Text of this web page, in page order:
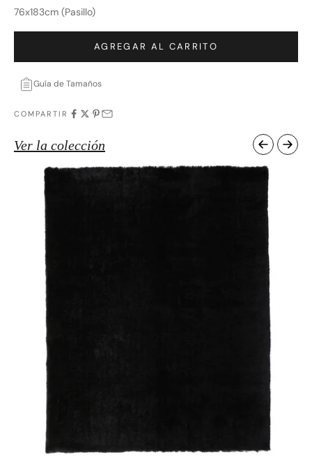
76x183cm (Pasillo)
AGREGAR AL CARRITO
Guía de Tamaños
COMPARTIR
Ver la colección